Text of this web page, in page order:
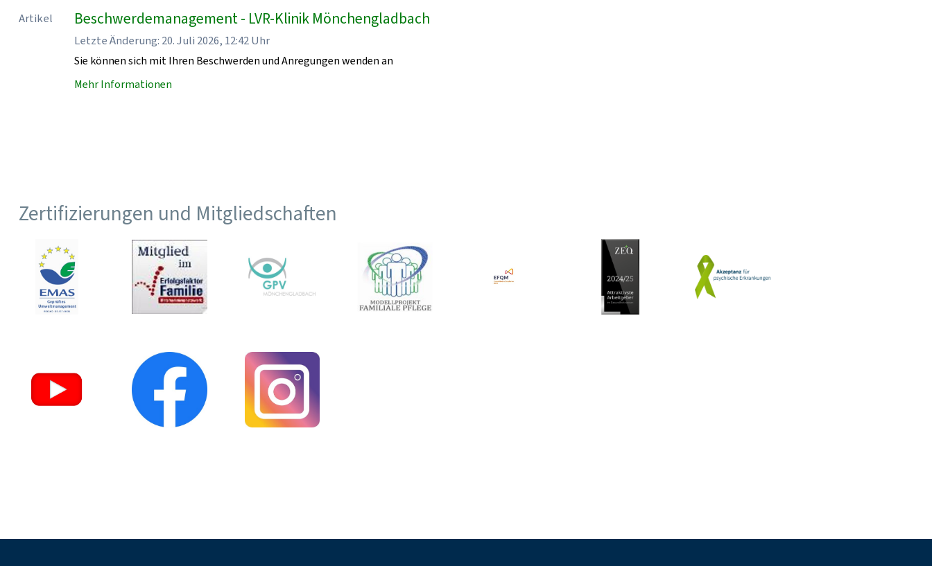
Artikel Beschwerdemanagement - LVR-Klinik Mönchengladbach
Letzte Änderung: 20. Juli 2026, 12:42 Uhr
Sie können sich mit Ihren Beschwerden und Anregungen wenden an
Mehr Informationen
Zertifizierungen und Mitgliedschaften